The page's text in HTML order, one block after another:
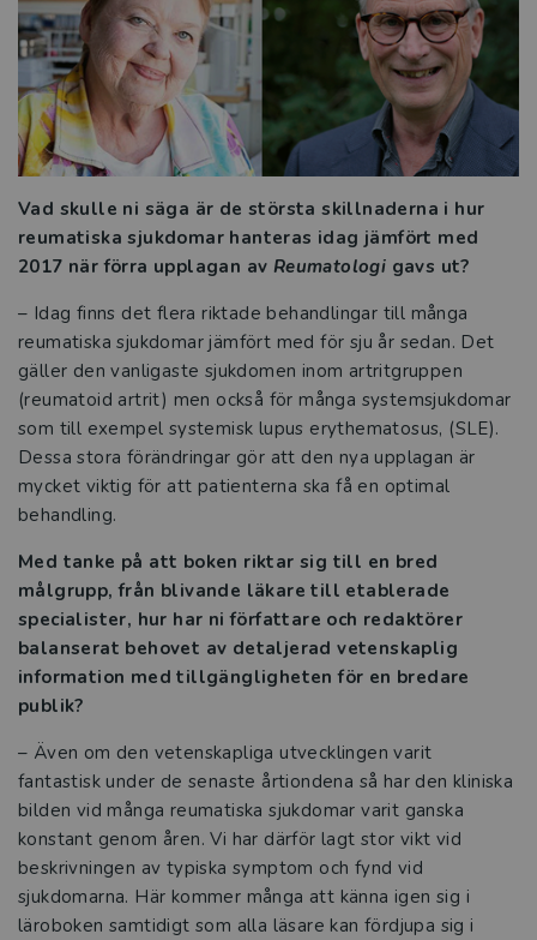
Kurslitteratur
Därför behövs den svenska
kurslitteraturen
Så hotas den svenska kurslitteraturen
Studora
Kompetensutveckling
Prova demoprodukter
Organisation och ledning
Jobba hos oss
Historia
Studentlitteratur i siffror
GDPR och personuppgifter
Cookies
Tillgänglighet
Systemkrav
About us
Vad skulle ni säga är de största skillnaderna i hur
reumatiska sjukdomar hanteras idag jämfört med
2017 när förra upplagan av Reumatologi gavs ut?
– Idag finns det flera riktade behandlingar till många
reumatiska sjukdomar jämfört med för sju år sedan. Det
gäller den vanligaste sjukdomen inom artritgruppen
(reumatoid artrit) men också för många systemsjukdomar
som till exempel systemisk lupus erythematosus, (SLE).
Dessa stora förändringar gör att den nya upplagan är
mycket viktig för att patienterna ska få en optimal
behandling.
Med tanke på att boken riktar sig till en bred
målgrupp, från blivande läkare till etablerade
specialister, hur har ni författare och redaktörer
balanserat behovet av detaljerad vetenskaplig
information med tillgängligheten för en bredare
publik?
– Även om den vetenskapliga utvecklingen varit
fantastisk under de senaste årtiondena så har den kliniska
bilden vid många reumatiska sjukdomar varit ganska
konstant genom åren. Vi har därför lagt stor vikt vid
beskrivningen av typiska symptom och fynd vid
sjukdomarna. Här kommer många att känna igen sig i
läroboken samtidigt som alla läsare kan fördjupa sig i